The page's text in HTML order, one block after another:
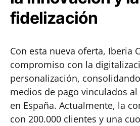
fidelización
Con esta nueva oferta, Iberia
compromiso con la
personalización,
medios de pago vinculados
en España. Actualmente, la
con 200.000 clientes y una